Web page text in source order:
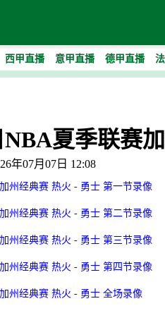
西甲直播 意甲直播 德甲直播
NBA夏季联赛
年07月07日 12:08
州经典赛 热火 - 勇士 第一节录像
州经典赛 热火 - 勇士 第二节录像
州经典赛 热火 - 勇士 第三节录像
州经典赛 热火 - 勇士 第四节录像
州经典赛 热火 - 勇士 全场录像